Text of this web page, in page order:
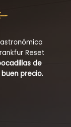
Reset
de
precio.